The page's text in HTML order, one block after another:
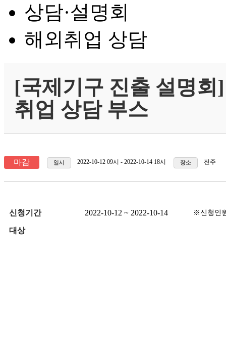
상담·설명회
해외취업 상담
[국제기구 진출 설명
취업 상담 부스
마감 일시 2022-10-12 09시 - 2022-10-14 18시 장소 전주
신청기간 2022-10-12 ~ 2022-10-14 ※신청인
대상